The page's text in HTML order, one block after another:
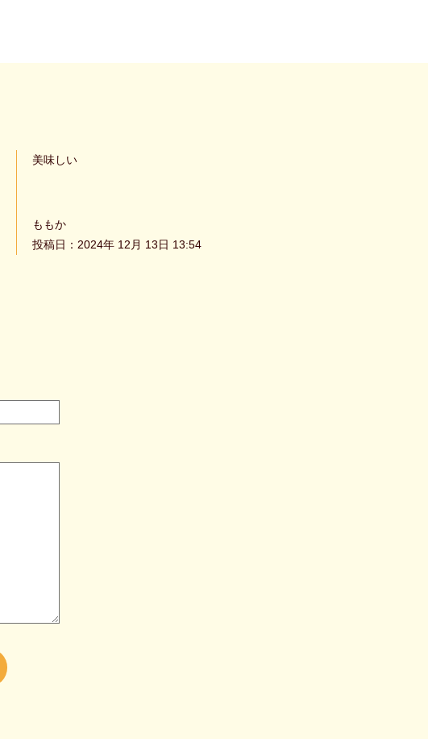
美味しい
ももか
投稿日：2024年 12月 13日 13:54